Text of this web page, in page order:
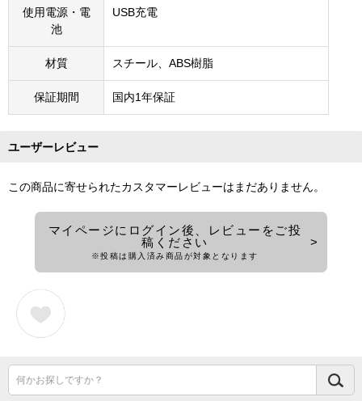
使用電源・電
池
USB充電
材質 スチール、ABS樹脂
保証期間 国内1年保証
ユーザーレビュー
この商品に寄せられたカスタマーレビューはまだありません。
マイページにログイン後、レビューをご投
稿ください
※投稿は購入済み商品が対象となります
何かお探しですか？